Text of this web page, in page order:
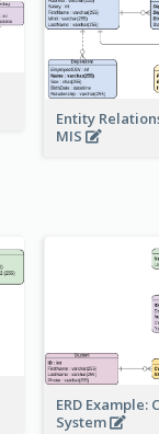
Entity
MIS
ERD
System